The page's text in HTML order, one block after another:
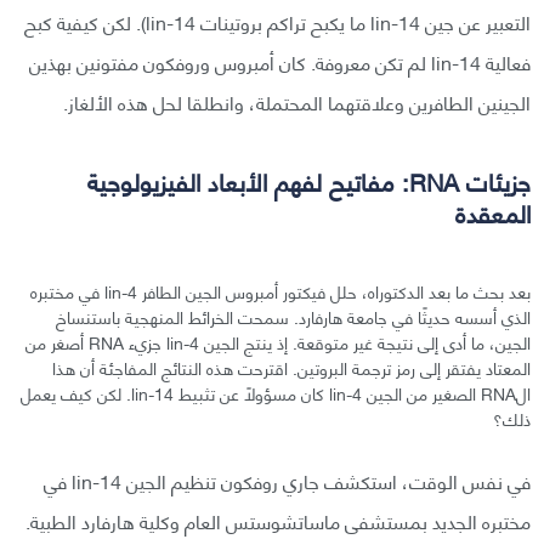
التعبير عن جين lin-14 ما يكبح تراكم بروتينات lin-14). لكن كيفية كبح
فعالية lin-14 لم تكن معروفة. كان أمبروس وروفكون مفتونين بهذين
الجينين الطافرين وعلاقتهما المحتملة، وانطلقا لحل هذه الألغاز.
جزیئات RNA: مفاتیح لفهم الأبعاد الفیزیولوجیة
المعقدة
بعد بحث ما بعد الدكتوراه، حلل فيكتور أمبروس الجين الطافر lin-4 في مختبره
الذي أسسه حديثًا في جامعة هارفارد. سمحت الخرائط المنهجية باستنساخ
الجين، ما أدى إلى نتيجة غير متوقعة. إذ ينتج الجين lin-4 جزيء RNA أصغر من
المعتاد يفتقر إلى رمز ترجمة البروتين. اقترحت هذه النتائج المفاجئة أن هذا
الRNA الصغير من الجين lin-4 كان مسؤولًا عن تثبيط lin-14. لكن كيف يعمل
ذلك؟
في نفس الوقت، استكشف جاري روفكون تنظيم الجين lin-14 في
مختبره الجديد بمستشفى ماساتشوستس العام وكلية هارفارد الطبية.